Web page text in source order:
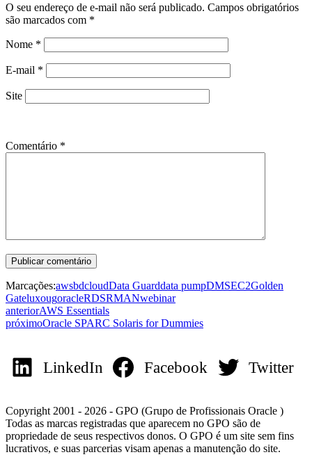
O seu endereço de e-mail não será publicado. Campos obrigatórios
são marcados com *
Nome *
E-mail *
Site
Comentário *
Marcações:awsbdcloudData Guarddata pumpDMSEC2Golden
GateluxougoracleRDSRMANwebinar
anteriorAWS Essentials
próximoOracle SPARC Solaris for Dummies
LinkedIn Facebook Twitter
Copyright 2001 - 2026 - GPO (Grupo de Profissionais Oracle )
Todas as marcas registradas que aparecem no GPO são de
propriedade de seus respectivos donos. O GPO é um site sem fins
lucrativos, e suas parcerias visam apenas a manutenção do site.